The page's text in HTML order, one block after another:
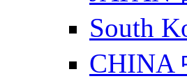
South
CHINA